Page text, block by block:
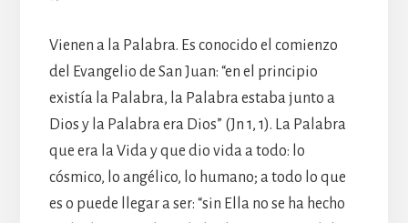
Vienen a la Palabra. Es conocido el comienzo
del Evangelio de San Juan: “en el principio
existía la Palabra, la Palabra estaba junto a
Dios y la Palabra era Dios” (Jn 1, 1). La Palabra
que era la Vida y que dio vida a todo: lo
cósmico, lo angélico, lo humano; a todo lo que
es o puede llegar a ser: “sin Ella no se ha hecho